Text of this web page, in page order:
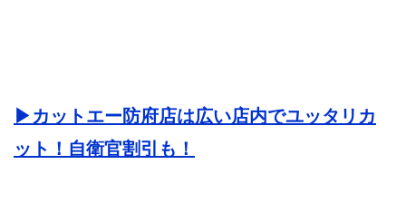
▶︎カットエー防府店は広い店内でユッタリカ
ット！自衛官割引も！